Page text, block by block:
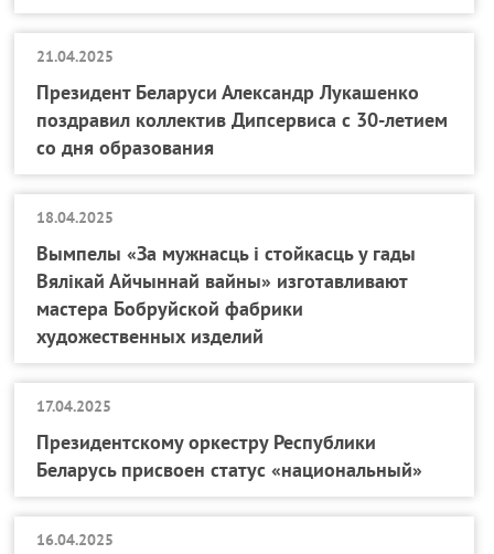
21.04.2025
Президент Беларуси Александр Лукашенко
поздравил коллектив Дипсервиса с 30-летием
со дня образования
18.04.2025
Вымпелы «За мужнасць і стойкасць у гады
Вялікай Айчыннай вайны» изготавливают
мастера Бобруйской фабрики
художественных изделий
17.04.2025
Президентскому оркестру Республики
Беларусь присвоен статус «национальный»
16.04.2025